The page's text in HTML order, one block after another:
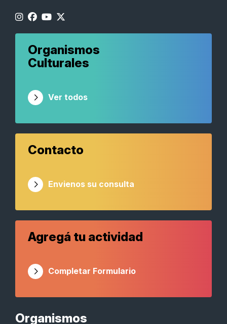
Organismos
Organismos
Culturales
Ver todos
Contacto
Envienos su consulta
Agregá tu actividad
Completar Formulario